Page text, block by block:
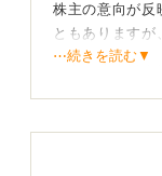
株主の意向が反
ともありますが
⋯続きを読む▼